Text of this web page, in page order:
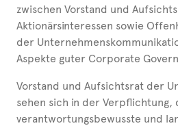
zwischen Vorstand und
Aktionärsinteressen sowie
der
Aspekte guter Corporate
Vorstand und Aufsichtsrat der
sehen sich in der Verpflichtung,
verantwortungsbewusste und